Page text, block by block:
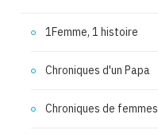
1Femme, 1 histoire
Chroniques d'un Papa
Chroniques de femmes